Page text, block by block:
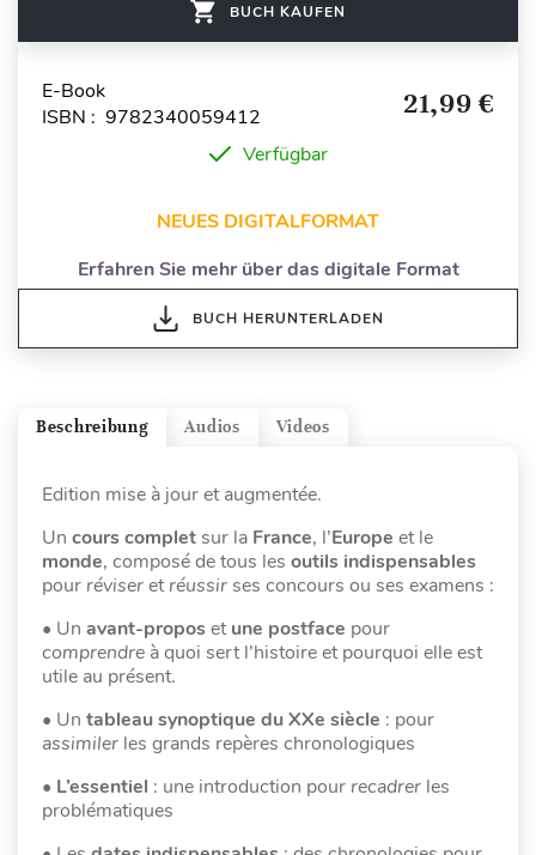
BUCH KAUFEN
E-Book
ISBN : 9782340059412
21,99 €
Verfügbar
NEUES DIGITALFORMAT
Erfahren Sie mehr über das digitale Format
BUCH HERUNTERLADEN
Videos
Audios
Beschreibung
Edition mise à jour et augmentée.
Un cours completsur la France, l’Europe et le
monde, composé de tous les outils indispensables
pour réviseretréussirses concours ou ses examens :
• Un avant-propos etune postface pour
comprendre à quoi sert l’histoire et pourquoi elle est
utile au présent.
• Un tableau synoptique du XXe siècle : pour
assimiler les grands repères chronologiques
• L’essentiel : une introduction pour recadrer les
problématiques